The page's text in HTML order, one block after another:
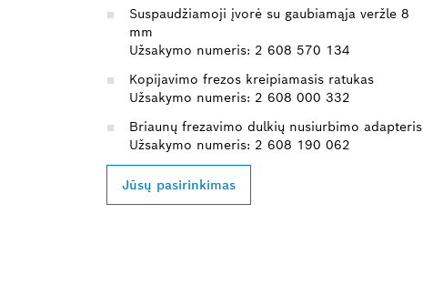
Suspaudžiamoji įvorė su gaubiamąja veržle 8
mm
Užsakymo numeris: 2 608 570 134
Kopijavimo frezos kreipiamasis ratukas
Užsakymo numeris: 2 608 000 332
Briaunų frezavimo dulkių nusiurbimo adapteris
Užsakymo numeris: 2 608 190 062
Jūsų pasirinkimas